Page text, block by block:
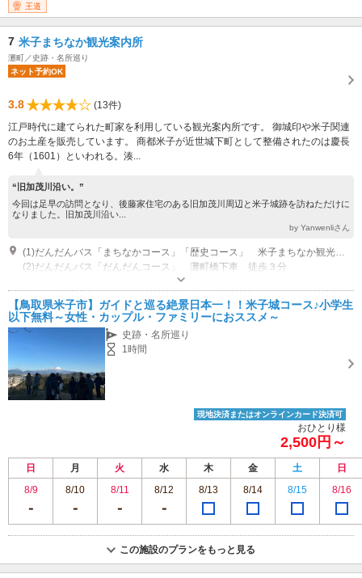
王道
7 米子まちなか観光案内所
灘町／史跡・名所巡り
ネット予約OK
3.8
(13件)
江戸時代に建てられた町家を利用している観光案内所です。 御城印や米子関連
のお土産を販売しています。 商都米子が近世城下町として整備されたのは慶長
6年（1601）といわれる。湊...
“旧加茂川沿い。”
今回は足早の訪問となり、後藤家住宅のある旧加茂川周辺と米子城跡を訪ねただけに
なりました。旧加茂川沿い...
by Yanwenliさん
(2)だんだんバス「だんだんコース」 灘町橋下車 徒歩３分
営業時間：９：３０～１６：３０までが基本です。
【鳥取県米子市】ガイドと巡る絶景日本一！！米子城コース♪小学生
以下無料～女性・カップル・ファミリーにおススメ～
史跡・名所巡り
1時間
現地決済またはオンラインカード決済可
おひとり様
2,500円～
日 月 火 水 木 金 土
日
8/9
8/10 8/11 8/12 8/13 8/14 8/15 8/16
この施設のプランをもっと見る